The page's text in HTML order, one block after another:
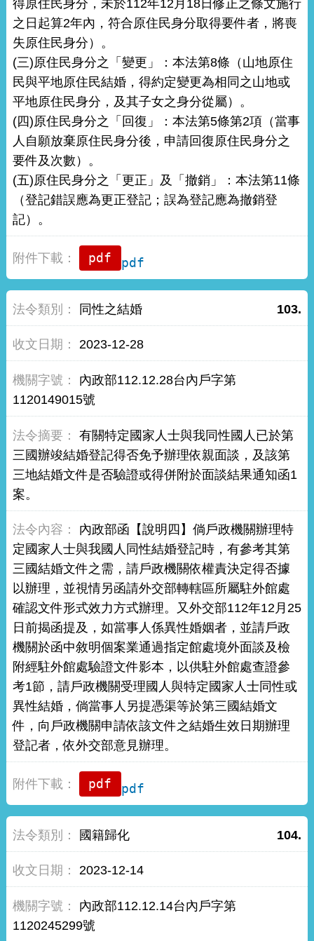
得原住民身分，未於112年12月18日修正之條文施行
之日起算2年內，符合原住民身分取得要件者，將喪
失原住民身分）。
(三)原住民身分之「變更」：本法第8條（山地原住
民與平地原住民結婚，得約定變更為相同之山地或
平地原住民身分，及其子女之身分從屬）。
(四)原住民身分之「回復」：本法第5條第2項（當事
人自願放棄原住民身分後，申請回復原住民身分之
要件及次數）。
(五)原住民身分之「更正」及「撤銷」：本法第11條
（登記錯誤應為更正登記；誤為登記應為撤銷登
記）。
pdf
103.
同性之結婚
2023-12-28
內政部112.12.28台內戶字第
1120149015號
有關特定國家人士與我同性國人已於第
三國辦竣結婚登記得否免予辦理依親面談，及該第
三地結婚文件是否驗證或得併附於面談結果通知函1
案。
內政部函【說明四】倘戶政機關辦理特
定國家人士與我國人同性結婚登記時，有參考其第
三國結婚文件之需，請戶政機關依權責決定得否據
以辦理，並視情另函請外交部轉轄區所屬駐外館處
確認文件形式效力方式辦理。又外交部112年12月25
日前揭函提及，如當事人係異性婚姻者，並請戶政
機關於函中敘明個案業通過指定館處境外面談及檢
附經駐外館處驗證文件影本，以供駐外館處查證參
考1節，請戶政機關受理國人與特定國家人士同性或
異性結婚，倘當事人另提憑渠等於第三國結婚文
件，向戶政機關申請依該文件之結婚生效日期辦理
登記者，依外交部意見辦理。
pdf
104.
國籍歸化
2023-12-14
內政部112.12.14台內戶字第
1120245299號